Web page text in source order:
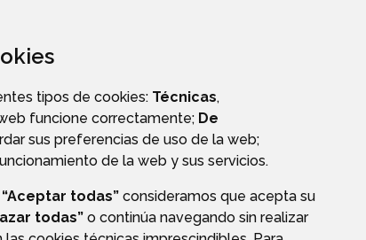
tipos de cookies: Técnicas,
funcione correctamente; De
sus preferencias de uso de la web;
de la web y sus servicios.
“Aceptar todas” consideramos que acepta su
todas” o continúa navegando sin realizar